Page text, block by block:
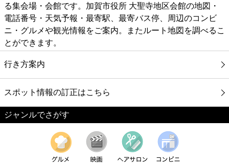
る集会場・会館です。加賀市役所 大聖寺地区会館の地図・
電話番号・天気予報・最寄駅、最寄バス停、周辺のコンビ
ニ・グルメや観光情報をご案内。またルート地図を調べるこ
とができます。
行き方案内
スポット情報の訂正はこちら
ジャンルでさがす